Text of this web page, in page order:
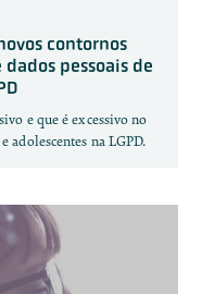
contornos
pessoais de
e que é excessivo no
adolescentes na LGPD.